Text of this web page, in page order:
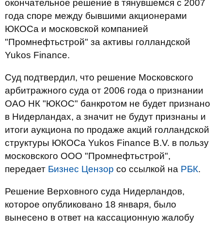
окончательное решение в тянувшемся с 2007
года споре между бывшими акционерами
ЮКОСа и московской компанией
"Промнефтьстрой" за активы голландской
Yukos Finance.
Суд подтвердил, что решение Московского
арбитражного суда от 2006 года о признании
ОАО НК "ЮКОС" банкротом не будет признано
в Нидерландах, а значит не будут признаны и
итоги аукциона по продаже акций голландской
структуры ЮКОСа Yukos Finance B.V. в пользу
московского ООО "Промнефтьстрой",
передает Бизнес Цензор со ссылкой на РБК.
Решение Верховного суда Нидерландов,
которое опубликовано 18 января, было
вынесено в ответ на кассационную жалобу